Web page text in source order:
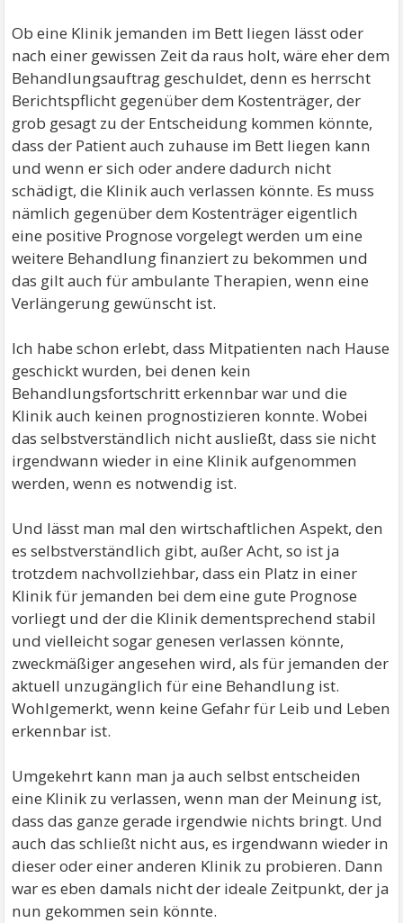
Ob eine Klinik jemanden im Bett liegen lässt oder
nach einer gewissen Zeit da raus holt, wäre eher dem
Behandlungsauftrag geschuldet, denn es herrscht
Berichtspflicht gegenüber dem Kostenträger, der
grob gesagt zu der Entscheidung kommen könnte,
dass der Patient auch zuhause im Bett liegen kann
und wenn er sich oder andere dadurch nicht
schädigt, die Klinik auch verlassen könnte. Es muss
nämlich gegenüber dem Kostenträger eigentlich
eine positive Prognose vorgelegt werden um eine
weitere Behandlung finanziert zu bekommen und
das gilt auch für ambulante Therapien, wenn eine
Verlängerung gewünscht ist.
Ich habe schon erlebt, dass Mitpatienten nach Hause
geschickt wurden, bei denen kein
Behandlungsfortschritt erkennbar war und die
Klinik auch keinen prognostizieren konnte. Wobei
das selbstverständlich nicht ausließt, dass sie nicht
irgendwann wieder in eine Klinik aufgenommen
werden, wenn es notwendig ist.
Und lässt man mal den wirtschaftlichen Aspekt, den
es selbstverständlich gibt, außer Acht, so ist ja
trotzdem nachvollziehbar, dass ein Platz in einer
Klinik für jemanden bei dem eine gute Prognose
vorliegt und der die Klinik dementsprechend stabil
und vielleicht sogar genesen verlassen könnte,
zweckmäßiger angesehen wird, als für jemanden der
aktuell unzugänglich für eine Behandlung ist.
Wohlgemerkt, wenn keine Gefahr für Leib und Leben
erkennbar ist.
Umgekehrt kann man ja auch selbst entscheiden
eine Klinik zu verlassen, wenn man der Meinung ist,
dass das ganze gerade irgendwie nichts bringt. Und
auch das schließt nicht aus, es irgendwann wieder in
dieser oder einer anderen Klinik zu probieren. Dann
war es eben damals nicht der ideale Zeitpunkt, der ja
nun gekommen sein könnte.